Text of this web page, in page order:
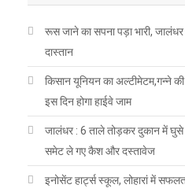
रूस जाने का सपना पड़ा भारी,
दास्तान
किसान यूनियन का अल्टीमेटम,गन्ने की
इस दिन होगा हाईवे जाम
जालंधर : 6 ताले तोड़कर दुकान में घुसे
समेट ले गए कैश और दस्तावेज
इनोसेंट हार्ट्स स्कूल, लोहारां में